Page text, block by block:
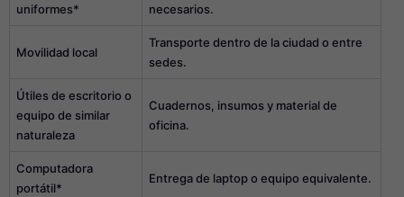
uniformes*
necesarios.
Movilidad local
Transporte dentro de la ciudad o entre
sedes.
Útiles de escritorio o
equipo de similar
naturaleza
Cuadernos, insumos y material de
oficina.
Computadora
portátil*
Entrega de laptop o equipo equivalente.